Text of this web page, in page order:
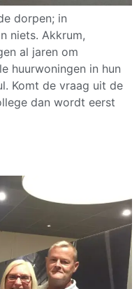
dorpen; in
niets. Akkrum,
al jaren om
huurwoningen in hun
Komt de vraag uit de
dan wordt eerst